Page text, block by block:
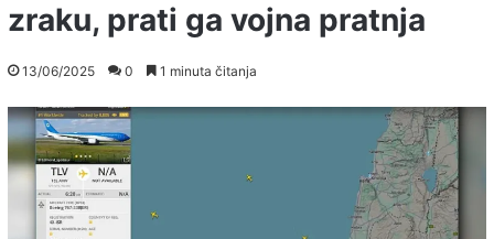
zraku, prati ga vojna pratnja
13/06/2025 0 1 minuta čitanja